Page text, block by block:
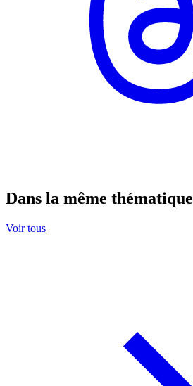
Dans la même thématique
Voir tous